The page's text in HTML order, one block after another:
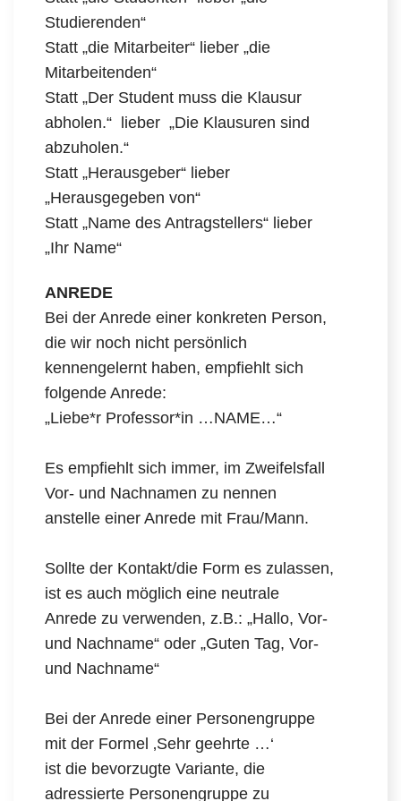
Studierenden“
Statt „die Mitarbeiter“ lieber „die
Mitarbeitenden“
Statt „Der Student muss die Klausur
abholen.“ lieber „Die Klausuren sind
abzuholen.“
Statt „Herausgeber“ lieber
„Herausgegeben von“
Statt „Name des Antragstellers“ lieber
„Ihr Name“
ANREDE
Bei der Anrede einer konkreten Person,
die wir noch nicht persönlich
kennengelernt haben, empfiehlt sich
folgende Anrede:
„Liebe*r Professor*in …NAME…“
Es empfiehlt sich immer, im Zweifelsfall
Vor- und Nachnamen zu nennen
anstelle einer Anrede mit Frau/Mann.
Sollte der Kontakt/die Form es zulassen,
ist es auch möglich eine neutrale
Anrede zu verwenden, z.B.: „Hallo, Vor-
und Nachname“ oder „Guten Tag, Vor-
und Nachname“
Bei der Anrede einer Personengruppe
mit der Formel ‚Sehr geehrte …‘
ist die bevorzugte Variante, die
adressierte Personengruppe zu